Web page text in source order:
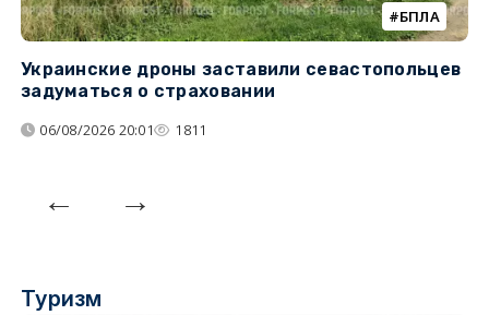
БПЛА
Украинские дроны заставили севастопольцев
задуматься о страховании
06/08/2026 20:01 1811
Туризм